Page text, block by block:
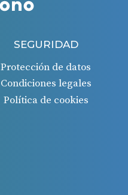
SEGURIDAD
Protección de datos
Condiciones legales
Política de cookies